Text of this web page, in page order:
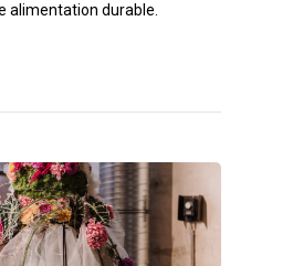
alimentation durable.